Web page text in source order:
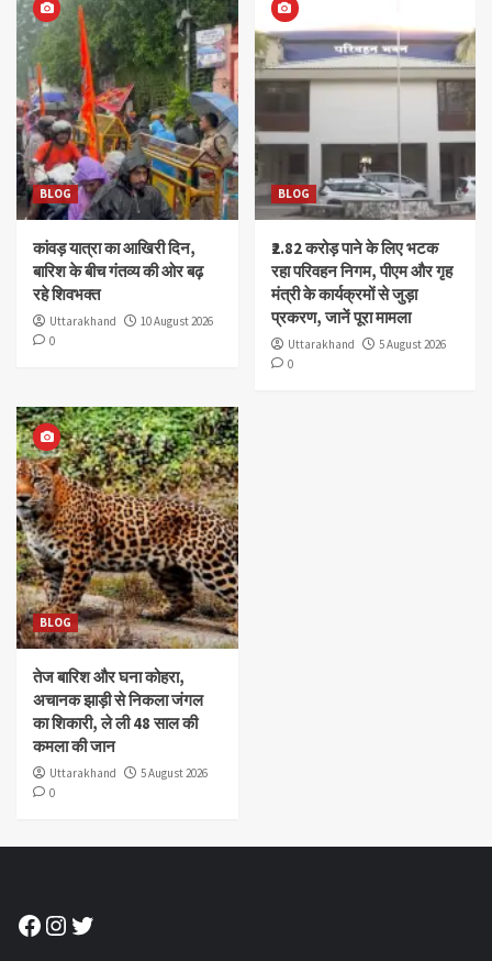
BLOG
कांवड़ यात्रा का आखिरी दिन,
बारिश के बीच गंतव्य की ओर बढ़
रहे शिवभक्त
Uttarakhand
10 August 2026
0
BLOG
₹2.82 करोड़ पाने के लिए भटक
रहा परिवहन निगम, पीएम और गृह
मंत्री के कार्यक्रमों से जुड़ा
प्रकरण, जानें पूरा मामला
Uttarakhand
5 August 2026
0
BLOG
तेज बारिश और घना कोहरा,
अचानक झाड़ी से निकला जंगल
का शिकारी, ले ली 48 साल की
कमला की जान
Uttarakhand
5 August 2026
0
Facebook
Instagram
Twitter